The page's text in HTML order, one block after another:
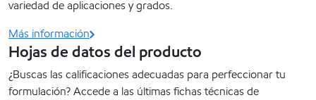
variedad de aplicaciones y grados.
Más información
Hojas de datos del producto
¿Buscas las calificaciones adecuadas para perfeccionar tu
formulación? Accede a las últimas fichas técnicas de